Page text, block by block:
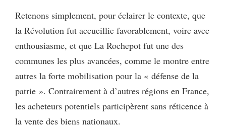
Retenons simplement, pour éclairer le contexte, que
la Révolution fut accueillie favorablement, voire avec
enthousiasme, et que La Rochepot fut une des
communes les plus avancées, comme le montre entre
autres la forte mobilisation pour la « défense de la
patrie ». Contrairement à d’autres régions en France,
les acheteurs potentiels participèrent sans réticence à
la vente des biens nationaux.